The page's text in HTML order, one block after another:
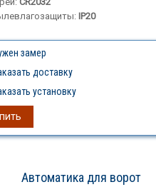
IP20
замер
доставку
установку
Автоматика для ворот